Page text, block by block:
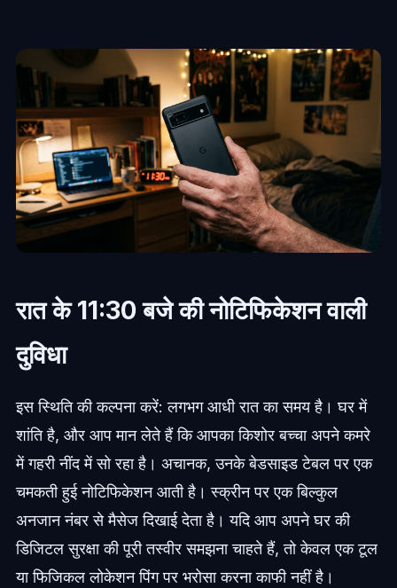
रात के 11:30 बजे की नोटिफिकेशन वाली
दुविधा
इस स्थिति की कल्पना करें: लगभग आधी रात का समय है। घर में
शांति है, और आप मान लेते हैं कि आपका किशोर बच्चा अपने कमरे
में गहरी नींद में सो रहा है। अचानक, उनके बेडसाइड टेबल पर एक
चमकती हुई नोटिफिकेशन आती है। स्क्रीन पर एक बिल्कुल
अनजान नंबर से मैसेज दिखाई देता है। यदि आप अपने घर की
डिजिटल सुरक्षा की पूरी तस्वीर समझना चाहते हैं, तो केवल एक टूल
या फिजिकल लोकेशन पिंग पर भरोसा करना काफी नहीं है।